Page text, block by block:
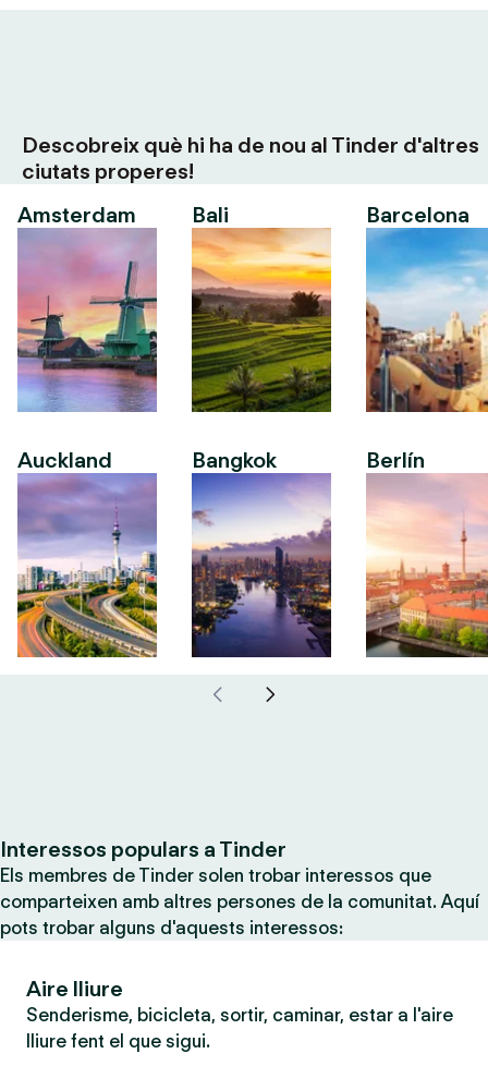
Descobreix què hi ha de nou al Tinder d'altres
ciutats properes!
Amsterdam
Auckland
Bali
Bangkok
Barcelona
Berlín
Interessos populars a Tinder
Els membres de Tinder solen trobar interessos que
comparteixen amb altres persones de la comunitat. Aquí
pots trobar alguns d'aquests interessos:
Aire lliure
Senderisme, bicicleta, sortir, caminar, estar a l'aire
lliure fent el que sigui.